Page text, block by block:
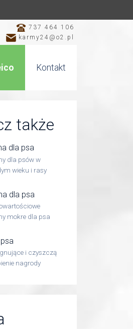
737 464 106
karmy24@o2.pl
Kontakt
także
dla psa
dla psów w
wieku i rasy
dla psa
mokre dla psa
i czyszczą
nagrody